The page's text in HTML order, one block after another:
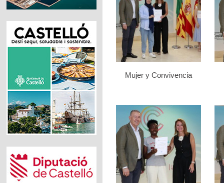
Mujer y Convivencia